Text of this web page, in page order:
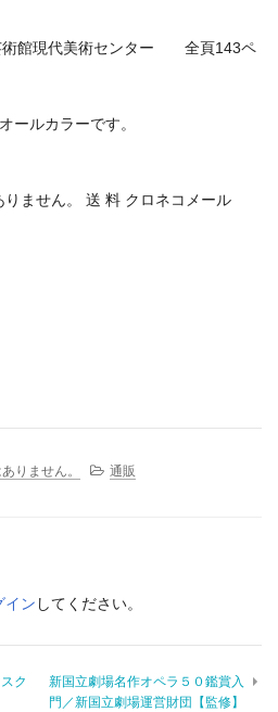
術館現代美術センター 全頁143ペ
ールカラーです。
ません。 送 料 クロネコメール
りません。 通販
イン してください。
ク
新国立劇場名作オペラ５０鑑賞入
門／新国立劇場運営財団【監修】